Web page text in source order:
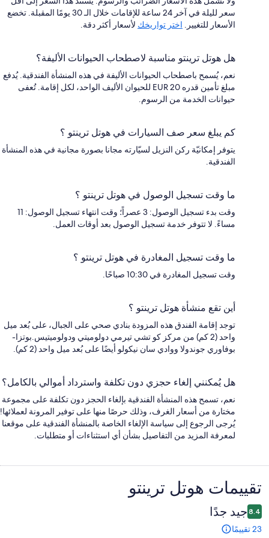
سعر لليلة في آخر 24 ساعة للإقامات خلال الـ 30 يومًا المقبلة. تخضع
الأسعار للتغيير. اختر تواريخك لأسعار أكثر دقة.
هل هوتل ترينتو مناسبة لاصطحاب الحيوانات الأليفة؟
نعم، يُسمح باصطحاب الحيوانات الأليفة في هذه المنشأة الفندقية. يُدفع
مبلغ تأمين قدره EUR 20 للحيوان الأليف الواحد، لكل إقامة. تُعفى
حيوانات الخدمة من الرسوم.
كم يبلغ سعر صف السيارات في هوتل ترينتو ؟
يتوفر إمكانيّة ركن النزيل لسيّارته مجانا بصورة مجانية في هذه المنشأة
الفندقية.
ما وقت تسجيل الوصول في هوتل ترينتو ؟
وقت بدء تسجيل الوصول: 3 عصراً؛ وقت انتهاء تسجيل الوصول: 11
مساءً. لا تتوفر خدمة تسجيل الوصول بعد أوقات العمل.
ما وقت تسجيل المغادرة في هوتل ترينتو ؟
وقت تسجيل المغادرة في 10:30 صباحًا.
أين تقع منشأة هوتل ترينتو ؟
توجد إقامة الفندق هذه المزودة بنادي صحي على الجبال، على بُعد ميل
واحد (2 كم) من مركز كو تشي تيرمي دولوميتي ودولوميتيس.بوتزا-
بوفاوري جوندولا ووادي سان نيكولو أيضًا على بُعد ميل واحد (2 كم).
هل يُمكنني إلغاء حجزي دون تكلفة واسترداد أموالي بالكامل؟
نعم، تسمح هذه المنشأة الفندقية بإلغاء الحجز دون تكلفة على مجموعة
مختارة من أسعار الغرف، وذلك حرصًا منها على توفير المرونة لعملائها!
يُرجى الرجوع إلى سياسة الإلغاء الخاصة بالمنشأة الفندقية على موقعنا
لمعرفة المزيد من التفاصيل بشأن أي استثناءات أو متطلبات.
التقييمات
تقييمات ⁦هوتل ترينتو ⁩
8.4 جيد جدًا
23 تقييمًا